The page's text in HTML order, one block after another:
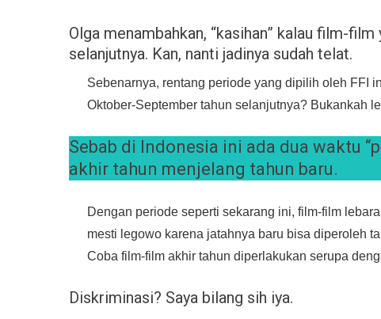
Olga menambahkan, “kasihan” kalau film-
selanjutnya. Kan, nanti jadinya sudah telat.
Sebenarnya, rentang periode yang dipilih oleh FFI
Oktober-September tahun selanjutnya? Bukankah
Sebab di Indonesia ini ada dua waktu
akhir tahun menjelang tahun baru.
Dengan periode seperti sekarang ini, film-film
mesti legowo karena jatahnya baru bisa diperoleh
Coba film-film akhir tahun diperlakukan serupa
Diskriminasi? Saya bilang sih iya.